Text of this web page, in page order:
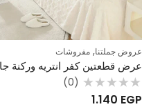
عروض جملتنا, مفروشات
تم
التقييم
(0)
1.140 EGP